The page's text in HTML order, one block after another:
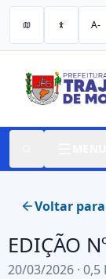
A-
Voltar
EDIÇÃO
20/03/2026 · 0,5